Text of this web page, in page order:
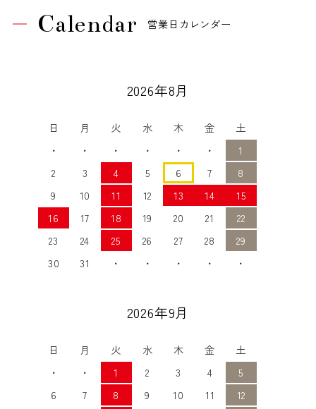
Calendar 営業日カレンダー
2026年8月
日 月 火 水 木 金
土
・
・ ・ ・ ・ ・
1
2
3 4 5 6 7
8
9
10 11 12 13 14
15
16
17 18 19 20 21
22
23
24 25 26 27 28
29
30
31 ・ ・ ・ ・ ・
2026年9月
日 月 火 水 木 金
土
・
・ 1 2 3 4
5
6
7 8 9 10 11
12